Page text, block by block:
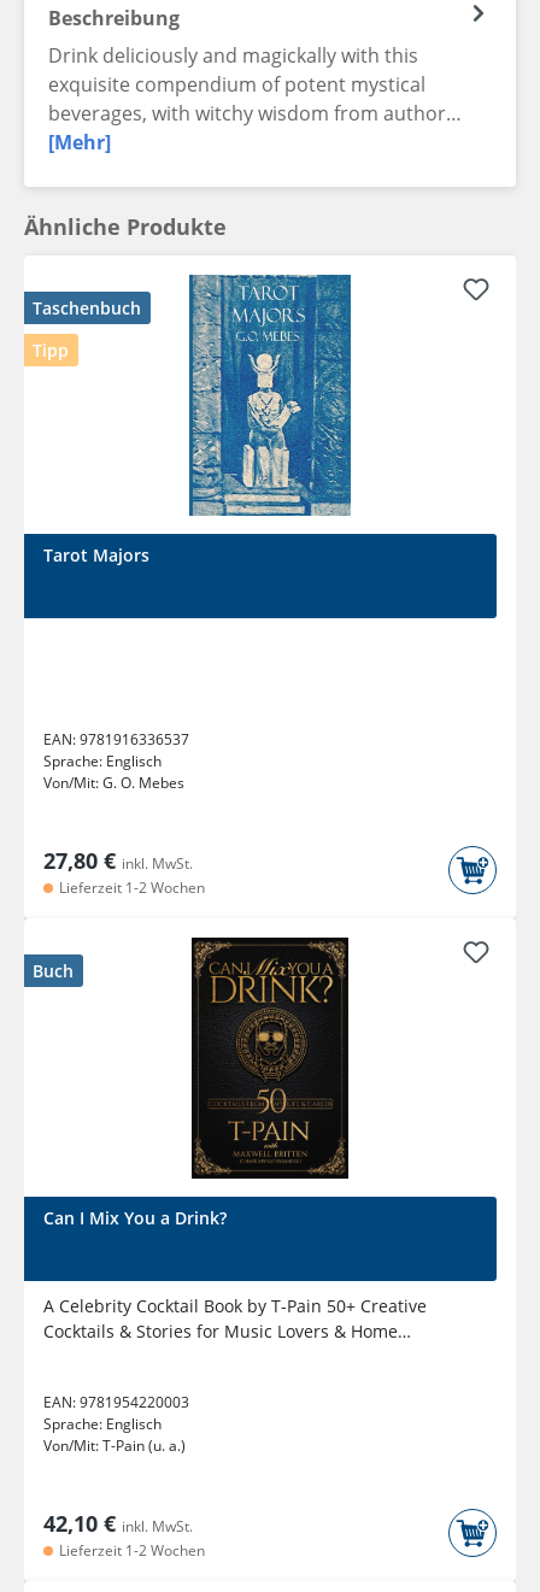
Beschreibung
Drink deliciously and magickally with this
exquisite compendium of potent mystical
beverages, with witchy wisdom from author…
[Mehr]
Ähnliche Produkte
Taschenbuch
Tipp
Tarot Majors
EAN:9781916336537
Sprache: Englisch
Von/Mit:G. O. Mebes
27,80 € inkl. MwSt.
Lieferzeit 1-2 Wochen
Buch
Can I Mix You a Drink?
A Celebrity Cocktail Book by T-Pain 50+ Creative
Cocktails & Stories for Music Lovers & Home
EAN:9781954220003
Sprache: Englisch
Von/Mit:T-Pain (u. a.)
42,10 € inkl. MwSt.
Lieferzeit 1-2 Wochen